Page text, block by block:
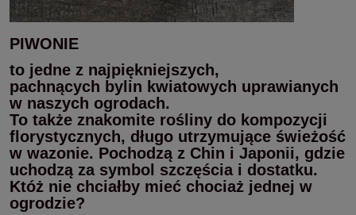
PIWONIE
to jedne z najpiękniejszych,
pachnących bylin kwiatowych uprawianych
w naszych ogrodach.
To także znakomite rośliny do kompozycji
florystycznych, długo utrzymujące świeżość
w wazonie. Pochodzą z Chin i Japonii, gdzie
uchodzą za symbol szczęścia i dostatku.
Któż nie chciałby mieć chociaż jednej w
ogrodzie?